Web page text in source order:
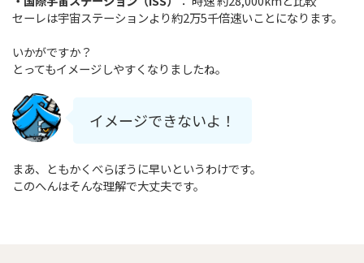
セーレは宇宙ステーションより約2万5千倍速いことになります。
いかがですか？
とってもイメージしやすくなりましたね。
イメージできないよ！
まあ、ともかくべらぼうに早いというわけです。
このへんはそんな理解で大丈夫です。